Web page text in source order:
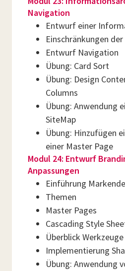
Navigation
Entwurf einer
Einschränkungen
Entwurf Navigation
Übung: Card Sort
Übung: Design
Columns
Übung: Anwendung
SiteMap
Übung: Hinzufügen
einer Master Page
Modul 24: Entwurf
Anpassungen
Einführung
Themen
Master Pages
Cascading Style
Überblick Werkzeuge
Implementierung
Übung: Anwendung